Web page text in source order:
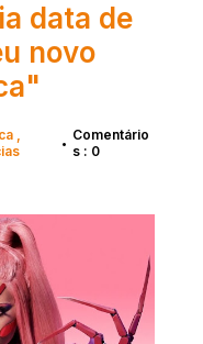
data de
novo
• Comentário
s : 0